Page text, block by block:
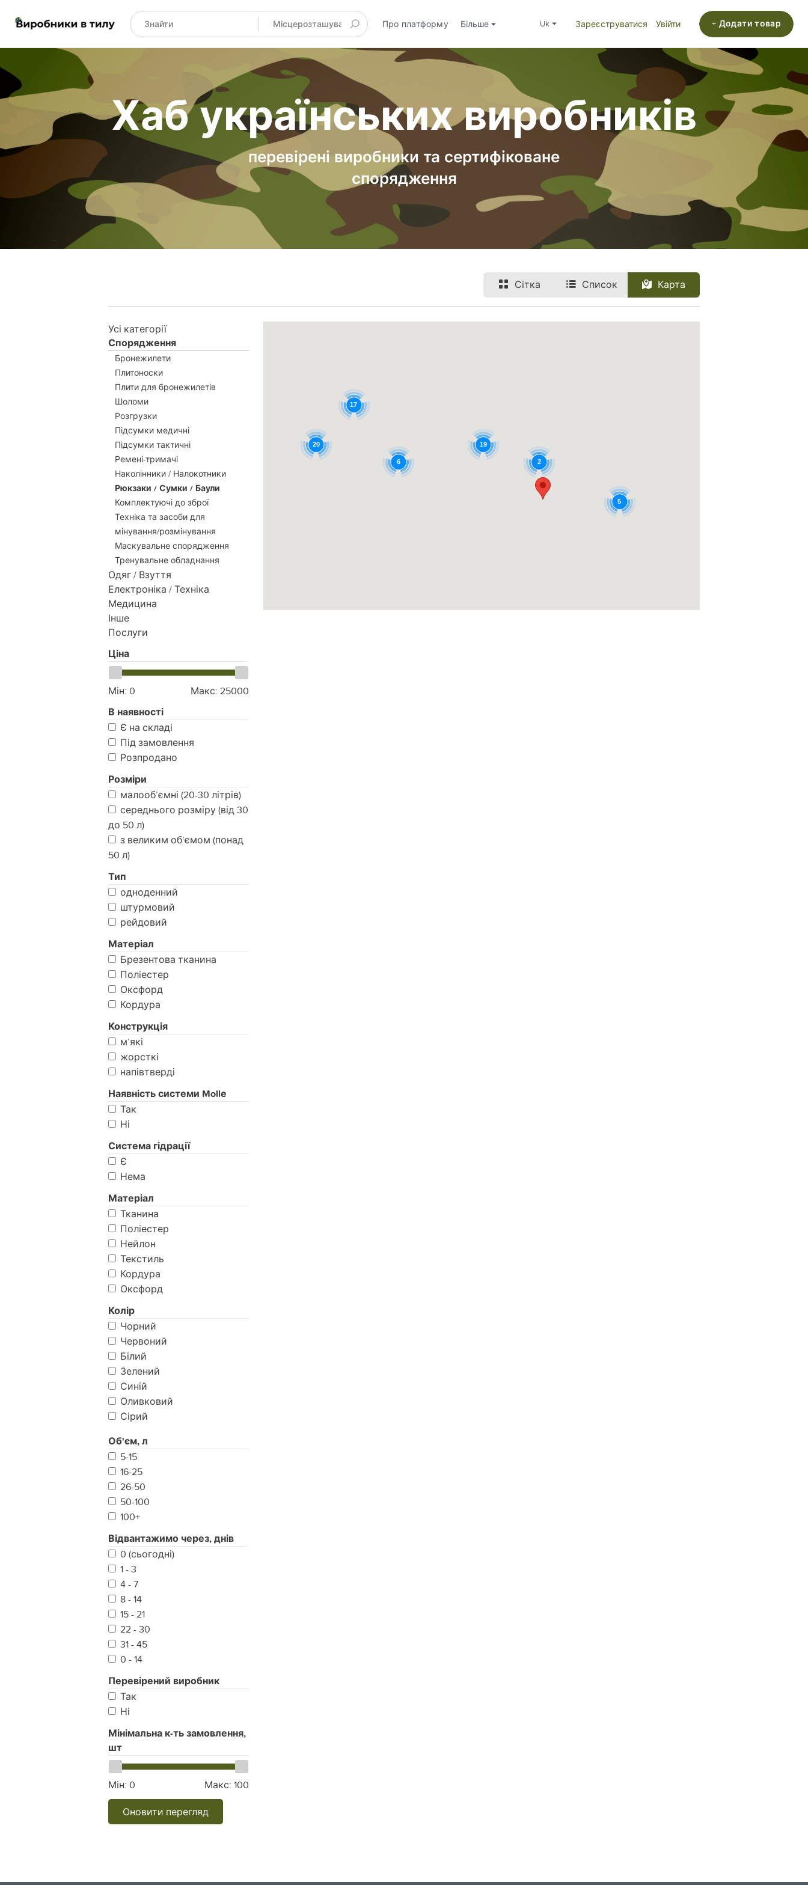
Про платформу Більше uk Зареєструватися Увійти + Додати товар
Хаб українських виробників
перевірені виробники та сертифіковане
спорядження
Сітка Список Карта
Усі категорії
Спорядження
Бронежилети
Плитоноски
Плити для бронежилетів
Шоломи
Розгрузки
Підсумки медичні
Підсумки тактичні
Ремені-тримачі
Наколінники / Налокотники
Рюкзаки / Сумки / Баули
Комплектуючі до зброї
Техніка та засоби для
мінування/розмінування
Маскувальне спорядження
Тренувальне обладнання
Одяг / Взуття
Електроніка / Техніка
Медицина
Інше
Послуги
Ціна
Мін: 0 Макс: 25000
В наявності
Є на складі
Під замовлення
Розпродано
Розміри
малооб’ємні (20-30 літрів)
середнього розміру (від 30
до 50 л)
з великим об’ємом (понад
50 л)
Тип
одноденний
штурмовий
рейдовий
Матеріал
Брезентова тканина
Поліестер
Оксфорд
Кордура
Конструкція
м’які
жорсткі
напівтверді
Наявність системи Mollе
Так
Ні
Система гідрації
Є
Нема
Матеріал
Тканина
Поліестер
Нейлон
Текстиль
Кордура
Оксфорд
Колір
Чорний
Червоний
Білий
Зелений
Синій
Оливковий
Сірий
Койот
Піксель
Мультикам Original
Мультикам Black
Коричневий
Фісташка
Об'єм, л
5-15
16-25
26-50
50-100
100+
Відвантажимо через, днів
0 (сьогодні)
1 - 3
4 - 7
8 - 14
15 - 21
22 - 30
31 - 45
0 - 14
Перевірений виробник
Так
Ні
Мінімальна к-ть замовлення,
шт
Мін: 0 Макс: 100
Оновити перегляд
19
17
5
6
20
2